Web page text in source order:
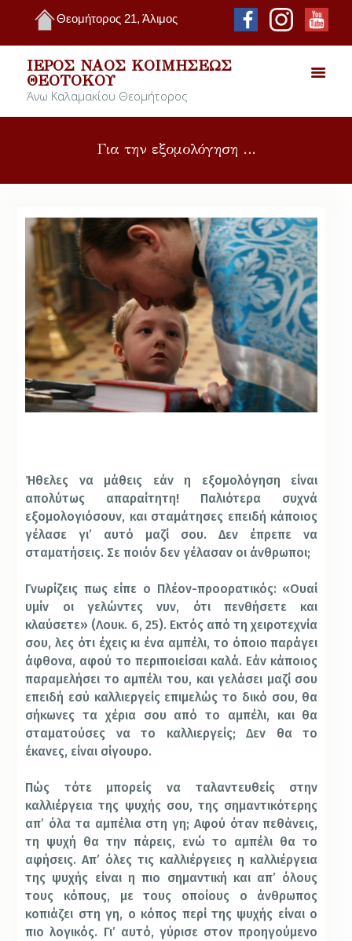
Θεομήτορος 21, Άλιμος
ΙΕΡΌΣ ΝΑΌΣ ΚΟΙΜΉΣΕΩΣ
ΘΕΟΤΌΚΟΥ
Άνω Καλαμακίου Θεομήτορος
Για την εξομολόγηση …
Ήθελες να μάθεις εάν η εξομολόγηση είναι
απολύτως απαραίτητη! Παλιότερα συχνά
εξομολογιόσουν, και σταμάτησες επειδή κάποιος
γέλασε γι’ αυτό μαζί σου. Δεν έπρεπε να
σταματήσεις. Σε ποιόν δεν γέλασαν oι άνθρωποι;
Γνωρίζεις πως είπε ο Πλέον-προορατικός: «Ουαί
υμίν οι γελώντες νυν, ότι πενθήσετε και
κλαύσετε» (Λουκ. 6, 25). Εκτός από τη χειροτεχνία
σου, λες ότι έχεις κι ένα αμπέλι, το όποιο παράγει
άφθονα, αφού το περιποιείσαι καλά. Εάν κάποιος
παραμελήσει το αμπέλι του, και γελάσει μαζί σου
επειδή εσύ καλλιεργείς επιμελώς το δικό σου, θα
σήκωνες τα χέρια σου από το αμπέλι, και θα
σταματούσες να το καλλιεργείς; Δεν θα το
έκανες, είναι σίγουρο.
Πώς τότε μπορείς να ταλαντευθείς στην
καλλιέργεια της ψυχής σου, της σημαντικότερης
απ’ όλα τα αμπέλια στη γη; Αφού όταν πεθάνεις,
τη ψυχή θα την πάρεις, ενώ το αμπέλι θα το
αφήσεις. Απ’ όλες τις καλλιέργειες η καλλιέργεια
της ψυχής είναι η πιο σημαντική και απ’ όλους
τους κόπους, με τους οποίους ο άνθρωπος
κοπιάζει στη γη, ο κόπος περί της ψυχής είναι ο
πιο λογικός. Γι’ αυτό, γύρισε στον προηγούμενο